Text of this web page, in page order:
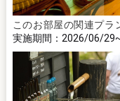
このお部屋の関連プラ
2026/06/29